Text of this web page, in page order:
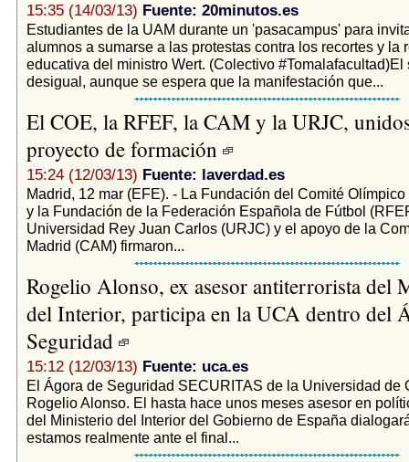
15:35 (14/03/13) Fuente: 20minutos.es
Estudiantes de la UAM durante un 'pasacampus' para
alumnos a sumarse a las protestas contra los recortes y la
educativa del ministro Wert. (Colectivo #Tomalafacultad)El
desigual, aunque se espera que la manifestación que...
El COE, la RFEF, la CAM y la URJC,
proyecto de formación
15:24 (12/03/13) Fuente: laverdad.es
Madrid, 12 mar (EFE). - La Fundación del Comité
y la Fundación de la Federación Española de Fútbol
Universidad Rey Juan Carlos (URJC) y el apoyo de la
Madrid (CAM) firmaron...
Rogelio Alonso, ex asesor antiterrorista del
del Interior, participa en la UCA dentro del
Seguridad
15:12 (12/03/13) Fuente: uca.es
El Ágora de Seguridad SECURITAS de la Universidad de
Rogelio Alonso. El hasta hace unos meses asesor en
del Ministerio del Interior del Gobierno de España
estamos realmente ante el final...